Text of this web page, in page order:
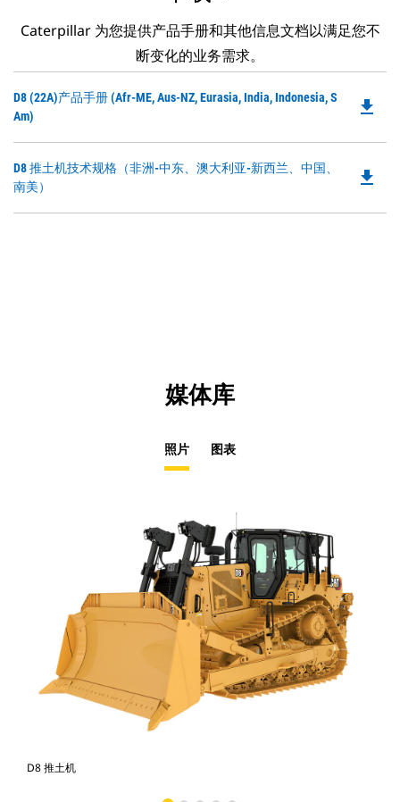
Caterpillar 为您提供产品手册和其他信息文档以满足您不
断变化的业务需求。
D8 (22A)产品手册 (Afr-ME, Aus-NZ, Eurasia, India, Indonesia, S
Am)
file_download
D8 推土机技术规格（非洲-中东、澳大利亚-新西兰、中国、
南美）
file_download
媒体库
照片 图表
D8 推土机